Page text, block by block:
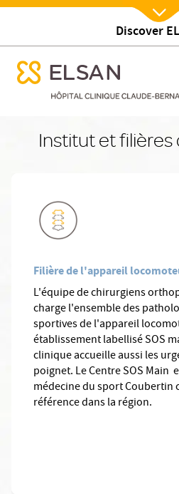
Discover
Etablissement
menu mobile
Nx:Afficher
menu mobile
Institut et
Filière de l'appareil
L'équipe de chirurgiens
charge l'ensemble des
sportives de l'appareil
établissement labellisé SOS
clinique accueille aussi les
poignet. Le Centre SOS Main
médecine du sport Coubertin
référence dans la région.